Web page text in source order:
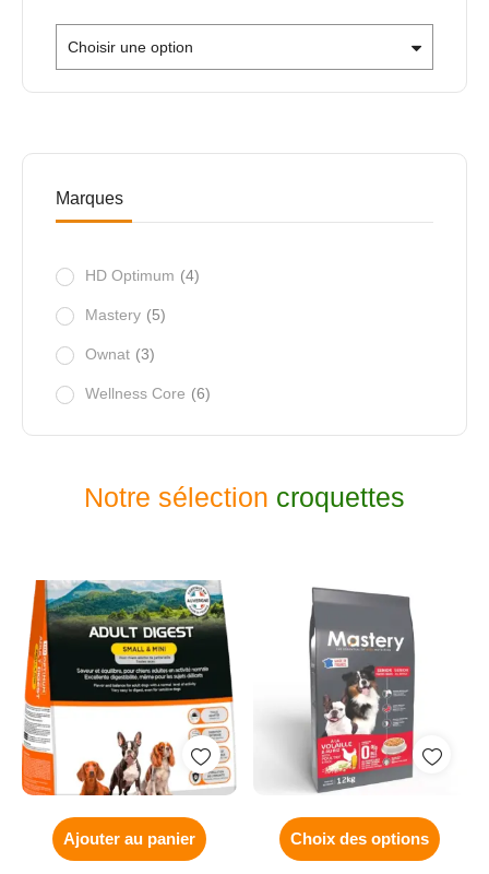
Choisir une option
Marques
HD Optimum (4)
Mastery (5)
Ownat (3)
Wellness Core (6)
Notre sélection croquettes
Ajouter au panier Choix des options